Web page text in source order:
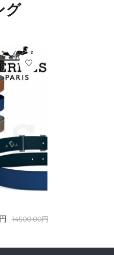
グ
14500.00円